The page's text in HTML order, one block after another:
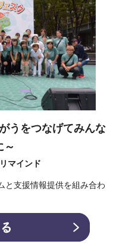
うをつなげてみんな
～
マインド
と支援情報提供を組み合わ